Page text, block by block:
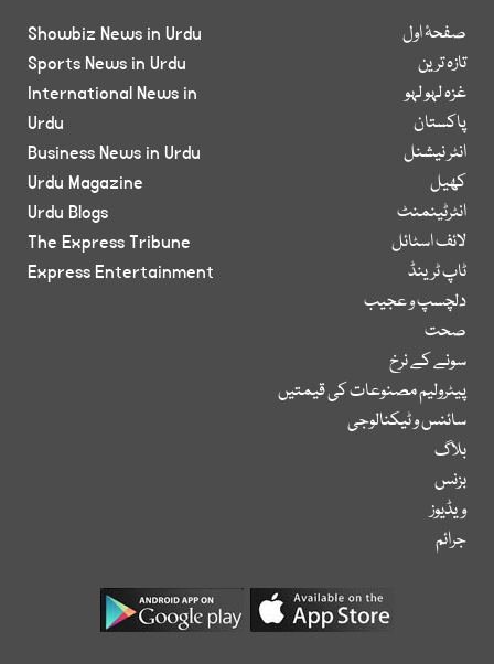
صفحۂ اول
تازہ ترین
غزہ لہو لہو
پاکستان
انٹر نیشنل
کھیل
انٹرٹینمنٹ
لائف اسٹائل
ٹاپ ٹرینڈ
دلچسپ و عجیب
صحت
سونے کے نرخ
پیٹرولیم مصنوعات کی قیمتیں
سائنس و ٹیکنالوجی
بلاگ
بزنس
ویڈیوز
جرائم
Showbiz News in Urdu
Sports News in Urdu
International News in
Urdu
Business News in Urdu
Urdu Magazine
Urdu Blogs
The Express Tribune
Express Entertainment